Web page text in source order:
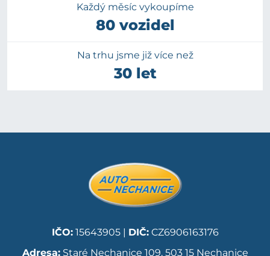
Každý měsíc vykoupíme
80 vozidel
Na trhu jsme již více než
30 let
IČO:15643905 | DIČ:CZ6906163176
Adresa:Staré Nechanice 109, 503 15 Nechanice